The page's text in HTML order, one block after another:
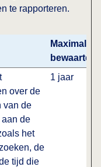
te rapporteren.
Maximale
over de
van de
de
het
de
tijd die
1 jaar